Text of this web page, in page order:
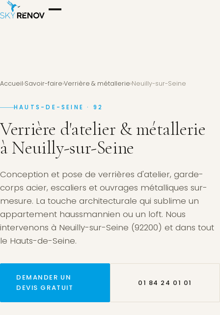
Accueil›Savoir-faire›Verrière & métallerie›Neuilly-sur-Seine
HAUTS-DE-SEINE · 92
Verrière d'atelier & métallerie
à Neuilly-sur-Seine
Conception et pose de verrières d'atelier, garde-
corps acier, escaliers et ouvrages métalliques sur-
mesure. La touche architecturale qui sublime un
appartement haussmannien ou un loft. Nous
intervenons à Neuilly-sur-Seine (92200) et dans tout
le Hauts-de-Seine.
DEMANDER UN
DEVIS GRATUIT
01 84 24 01 01